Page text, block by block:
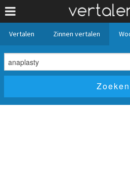
Vertalen Zinnen vertalen